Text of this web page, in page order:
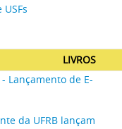
LIVROS
Lançamento de E-
da UFRB lançam